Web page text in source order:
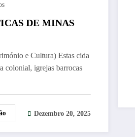
DE MINAS
e Cultura) Estas cida
colonial, igrejas barrocas
Dezembro 20, 2025